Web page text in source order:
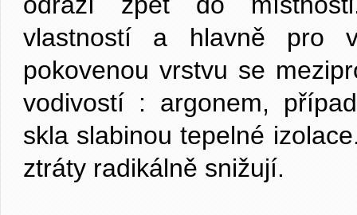
vlastností a hlavně pro
pokovenou vrstvu se
vodivostí : argonem,
skla slabinou tepelné
ztráty radikálně snižují.